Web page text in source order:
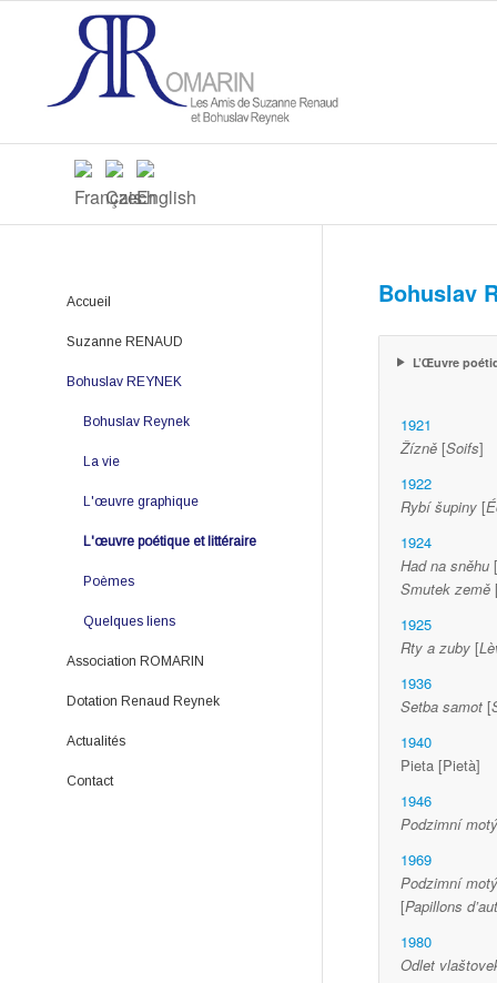
Bohuslav
L’Œuvre
1921
Žízně [Soifs]
1922
Rybí šupiny[
1924
Had na sněhu
Smutek země
1925
Rty a zuby [
1936
Setba samot [
1940
Pieta [Pietà]
1946
Podzimní
1969
Podzimní
[Papillons
1980
Odlet
Accueil
Suzanne RENAUD
Suzanne Renaud
La vie
L'œuvre poétique
Poèmes
Quelques liens
Bohuslav REYNEK
Bohuslav Reynek
La vie
L'œuvre graphique
Avant-propos
Le catalogue raisonné
Présentation
Mentions légales
Consulter le catalogue
Diaporama
L'œuvre poétique et littéraire
Poèmes
Quelques liens
Association ROMARIN
Romarin
Bulletin d'adhésion
Les éditions Romarin
Dotation Renaud Reynek
Dotation Renaud Reynek
Expositions DRR
Actualités
Contact